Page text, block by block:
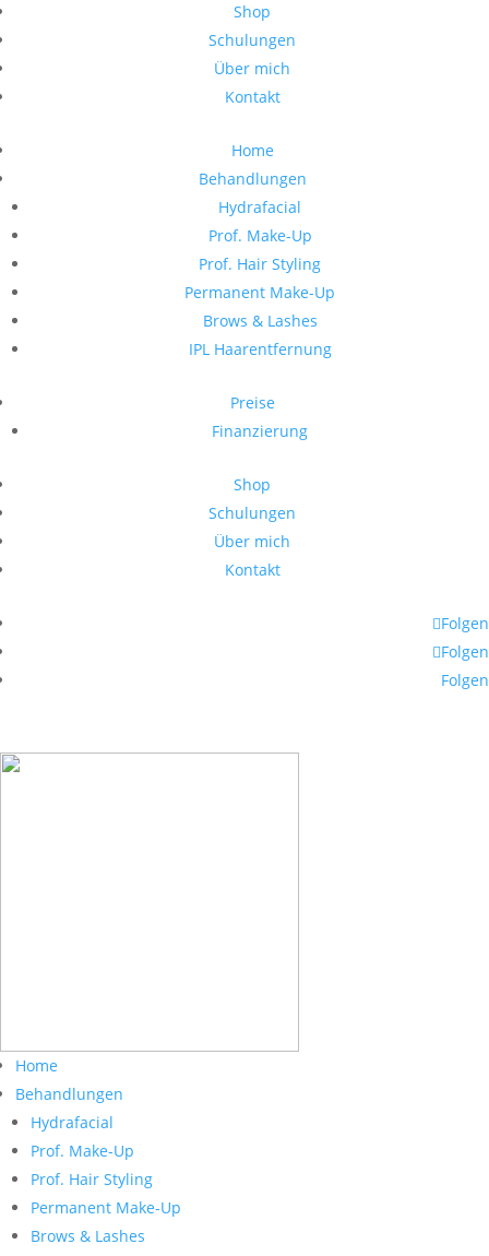
Shop
Schulungen
Über mich
Kontakt
Home
Behandlungen
Hydrafacial
Prof. Make-Up
Prof. Hair Styling
Permanent Make-Up
Brows & Lashes
IPL Haarentfernung
Preise
Finanzierung
Shop
Schulungen
Über mich
Kontakt
Folgen
Folgen
Folgen
Home
Behandlungen
Hydrafacial
Prof. Make-Up
Prof. Hair Styling
Permanent Make-Up
Brows & Lashes